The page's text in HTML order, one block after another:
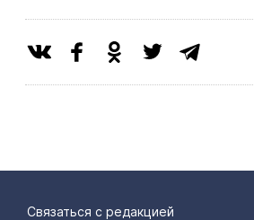
Связаться с редакцией